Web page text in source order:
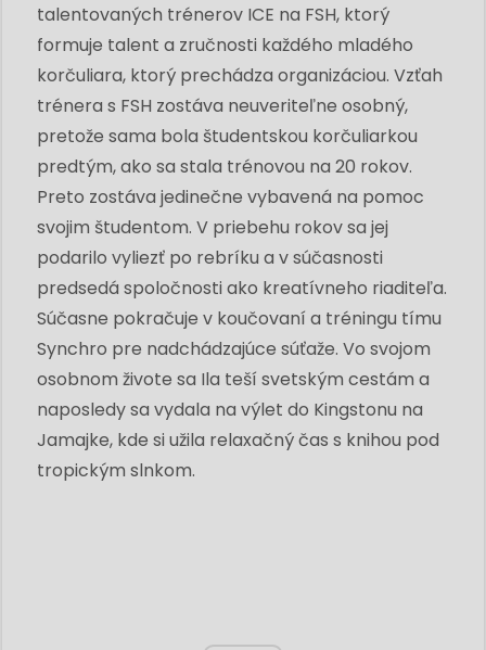
talentovaných trénerov ICE na FSH, ktorý
formuje talent a zručnosti každého mladého
korčuliara, ktorý prechádza organizáciou. Vzťah
trénera s FSH zostáva neuveriteľne osobný,
pretože sama bola študentskou korčuliarkou
predtým, ako sa stala trénovou na 20 rokov.
Preto zostáva jedinečne vybavená na pomoc
svojim študentom. V priebehu rokov sa jej
podarilo vyliezť po rebríku a v súčasnosti
predsedá spoločnosti ako kreatívneho riaditeľa.
Súčasne pokračuje v koučovaní a tréningu tímu
Synchro pre nadchádzajúce súťaže. Vo svojom
osobnom živote sa Ila teší svetským cestám a
naposledy sa vydala na výlet do Kingstonu na
Jamajke, kde si užila relaxačný čas s knihou pod
tropickým slnkom.